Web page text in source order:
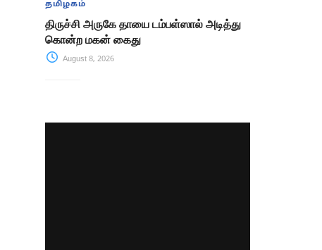
தமிழகம்
திருச்சி அருகே தாயை டம்பள்ஸால் அடித்து
கொன்ற மகன் கைது
August 8, 2026